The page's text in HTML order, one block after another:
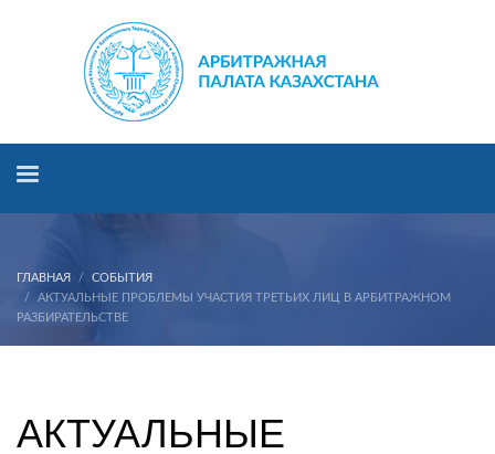
ГЛАВНАЯ
СОБЫТИЯ
АКТУАЛЬНЫЕ ПРОБЛЕМЫ УЧАСТИЯ ТРЕТЬИХ ЛИЦ В АРБИТРАЖНОМ
РАЗБИРАТЕЛЬСТВЕ
АКТУАЛЬНЫЕ